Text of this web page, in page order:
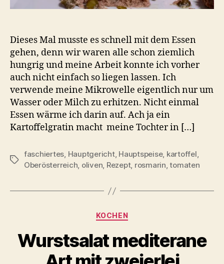
Dieses Mal musste es schnell mit dem Essen
gehen, denn wir waren alle schon ziemlich
hungrig und meine Arbeit konnte ich vorher
auch nicht einfach so liegen lassen. Ich
verwende meine Mikrowelle eigentlich nur um
Wasser oder Milch zu erhitzen. Nicht einmal
Essen wärme ich darin auf. Ach ja ein
Kartoffelgratin macht meine Tochter in […]
Schlagwörter
faschiertes, Hauptgericht, Hauptspeise, kartoffel,
Oberösterreich, oliven, Rezept, rosmarin,tomaten
Kategorien
KOCHEN
Wurstsalat mediterane